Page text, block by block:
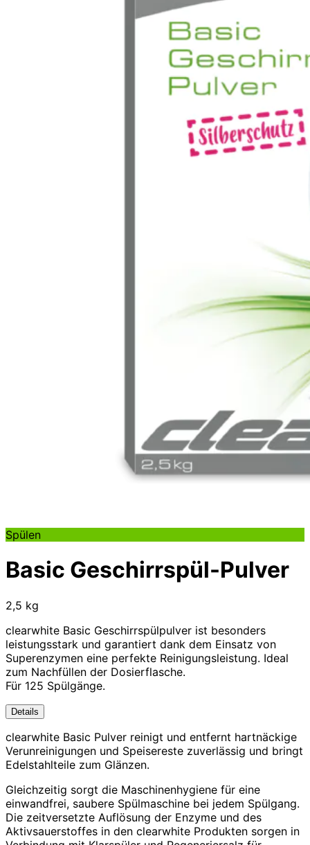
Spülen
Basic Geschirrspül-Pulver
2,5 kg
clearwhite Basic Geschirrspülpulver ist besonders
leistungsstark und garantiert dank dem Einsatz von
Superenzymen eine perfekte Reinigungsleistung. Ideal
zum Nachfüllen der Dosierflasche.
Für 125 Spülgänge.
Details
clearwhite Basic Pulver reinigt und entfernt hartnäckige
Verunreinigungen und Speisereste zuverlässig und bringt
Edelstahlteile zum Glänzen.
Gleichzeitig sorgt die Maschinenhygiene für eine
einwandfrei, saubere Spülmaschine bei jedem Spülgang.
Die zeitversetzte Auflösung der Enzyme und des
Aktivsauerstoffes in den clearwhite Produkten sorgen in